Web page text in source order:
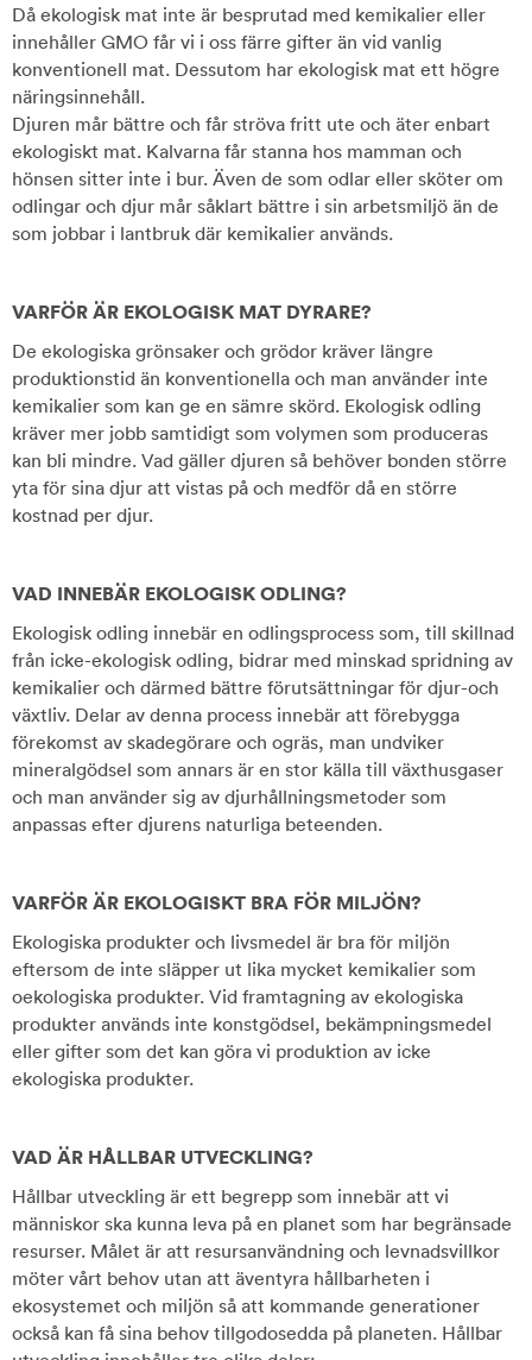
Då ekologisk mat inte är besprutad med kemikalier eller
innehåller GMO får vi i oss färre gifter än vid vanlig
konventionell mat. Dessutom har ekologisk mat ett högre
näringsinnehåll.
Djuren mår bättre och får ströva fritt ute och äter enbart
ekologiskt mat. Kalvarna får stanna hos mamman och
hönsen sitter inte i bur. Även de som odlar eller sköter om
odlingar och djur mår såklart bättre i sin arbetsmiljö än de
som jobbar i lantbruk där kemikalier används.
VARFÖR ÄR EKOLOGISK MAT DYRARE?
De ekologiska grönsaker och grödor kräver längre
produktionstid än konventionella och man använder inte
kemikalier som kan ge en sämre skörd. Ekologisk odling
kräver mer jobb samtidigt som volymen som produceras
kan bli mindre. Vad gäller djuren så behöver bonden större
yta för sina djur att vistas på och medför då en större
kostnad per djur.
VAD INNEBÄR EKOLOGISK ODLING?
Ekologisk odling innebär en odlingsprocess som, till skillnad
från icke-ekologisk odling, bidrar med minskad spridning av
kemikalier och därmed bättre förutsättningar för djur-och
växtliv. Delar av denna process innebär att förebygga
förekomst av skadegörare och ogräs, man undviker
mineralgödsel som annars är en stor källa till växthusgaser
och man använder sig av djurhållningsmetoder som
anpassas efter djurens naturliga beteenden.
VARFÖR ÄR EKOLOGISKT BRA FÖR MILJÖN?
Ekologiska produkter och livsmedel är bra för miljön
eftersom de inte släpper ut lika mycket kemikalier som
oekologiska produkter. Vid framtagning av ekologiska
produkter används inte konstgödsel, bekämpningsmedel
eller gifter som det kan göra vi produktion av icke
ekologiska produkter.
VAD ÄR HÅLLBAR UTVECKLING?
Hållbar utveckling är ett begrepp som innebär att vi
människor ska kunna leva på en planet som har begränsade
resurser. Målet är att resursanvändning och levnadsvillkor
möter vårt behov utan att äventyra hållbarheten i
ekosystemet och miljön så att kommande generationer
också kan få sina behov tillgodosedda på planeten. Hållbar